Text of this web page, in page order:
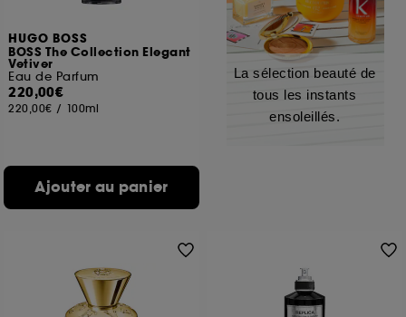
HUGO BOSS
BOSS The Collection Elegant
Vetiver
Eau de Parfum
220,00€
220,00€ / 100ml
Ajouter au panier
La sélection beauté de
tous les instants
ensoleillés.